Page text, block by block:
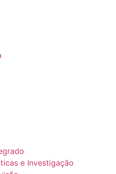
e Investigação